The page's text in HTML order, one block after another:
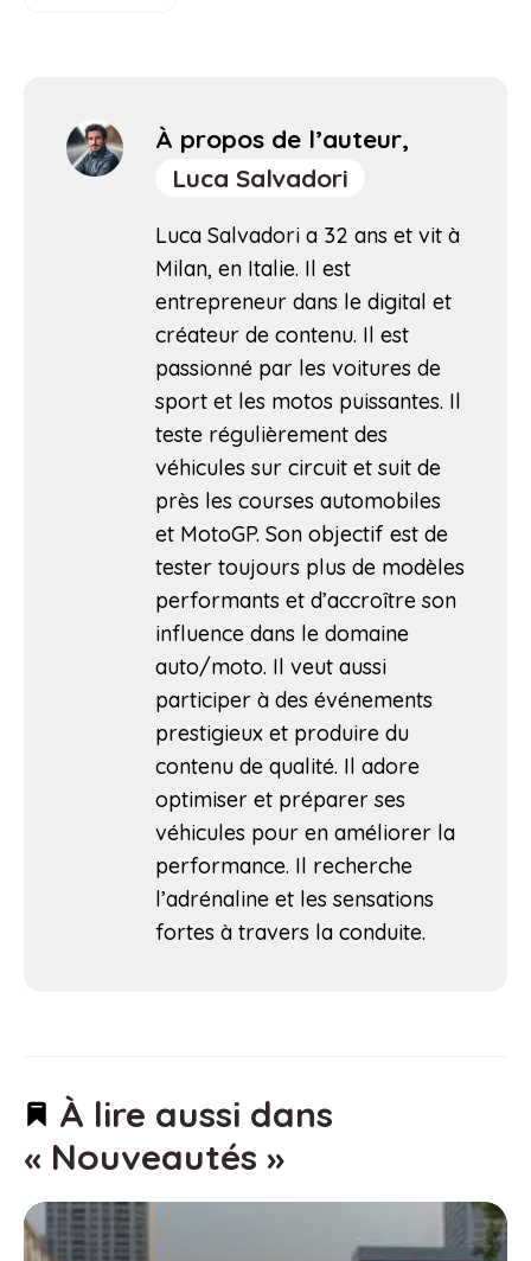
À propos de l’auteur,
Luca Salvadori
Luca Salvadori a 32 ans et vit à
Milan, en Italie. Il est
entrepreneur dans le digital et
créateur de contenu. Il est
passionné par les voitures de
sport et les motos puissantes. Il
teste régulièrement des
véhicules sur circuit et suit de
près les courses automobiles
et MotoGP. Son objectif est de
tester toujours plus de modèles
performants et d’accroître son
influence dans le domaine
auto/moto. Il veut aussi
participer à des événements
prestigieux et produire du
contenu de qualité. Il adore
optimiser et préparer ses
véhicules pour en améliorer la
performance. Il recherche
l’adrénaline et les sensations
fortes à travers la conduite.
À lire aussi dans
« Nouveautés »